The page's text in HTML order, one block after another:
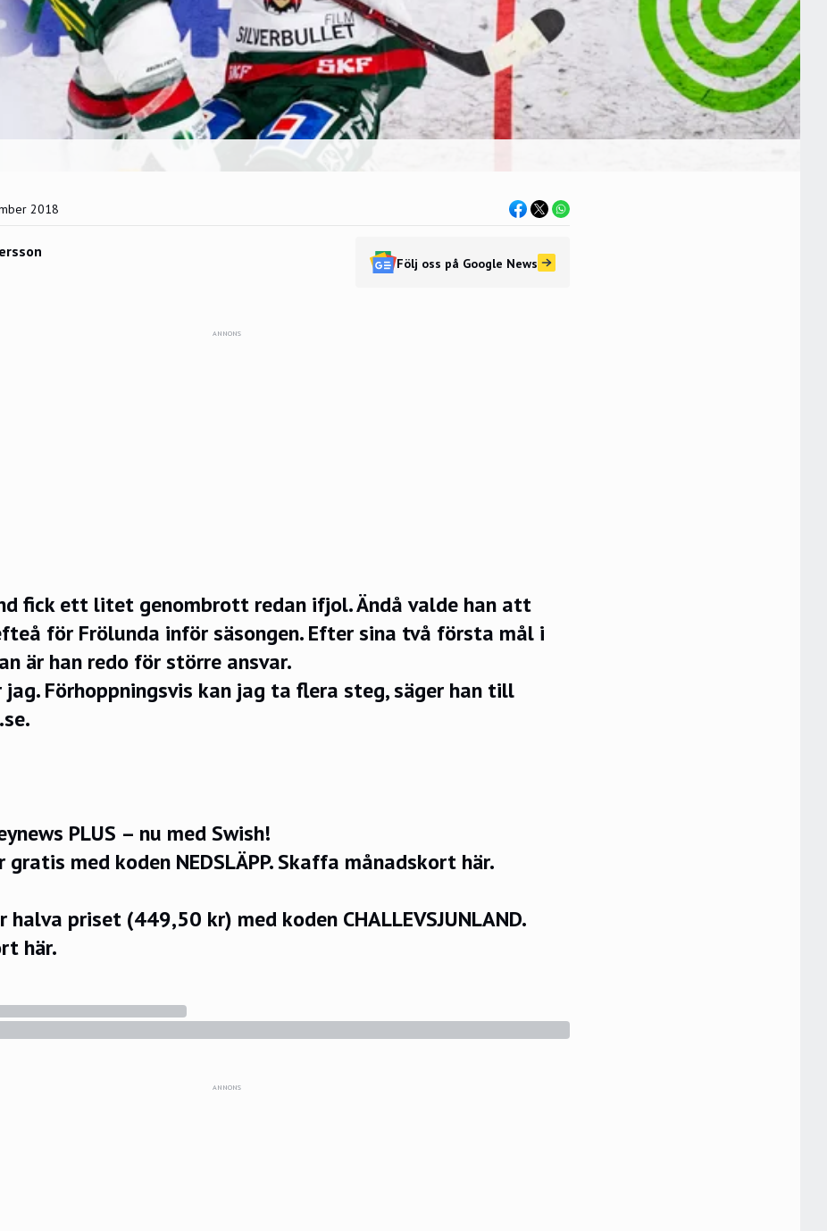
2018
Följ oss på Google News
ANNONS
fick ett litet genombrott redan ifjol. Ändå valde han att
för Frölunda inför säsongen. Efter sina två första mål i
är han redo för större ansvar.
jag. Förhoppningsvis kan jag ta flera steg, säger han till
PLUS – nu med Swish!
med koden NEDSLÄPP.Skaffa månadskort här.
priset (449,50 kr) med koden CHALLEVSJUNLAND.
här.
ANNONS